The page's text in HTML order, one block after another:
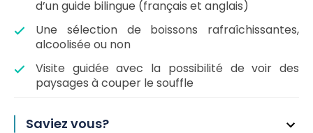
d’un guide bilingue (français et anglais)
Une sélection de boissons rafraîchissantes,
alcoolisée ou non
Visite guidée avec la possibilité de voir des
paysages à couper le souffle
Saviez vous?